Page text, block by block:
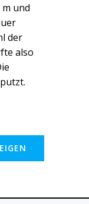
und
der
also